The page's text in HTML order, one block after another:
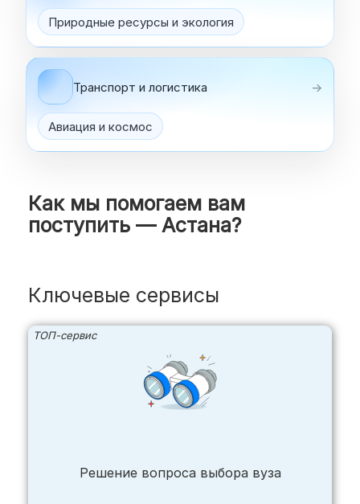
Природные ресурсы и экология
Транспорт и логистика →
Авиация и космос
Как мы помогаем вам
поступить — Астана?
Ключевые сервисы
ТОП-сервис
Решение вопроса выбора вуза